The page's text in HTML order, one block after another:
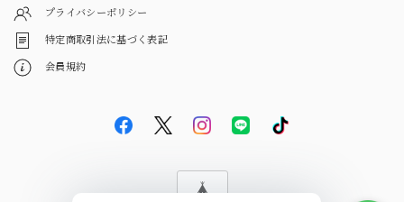
プライバシーポリシー
特定商取引法に基づく表記
会員規約